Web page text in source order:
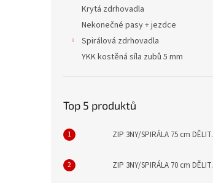
Krytá zdrhovadla
Nekonečné pasy + jezdce
Spirálová zdrhovadla
YKK kostěná síla zubů 5 mm
Top 5 produktů
ZIP 3NY/SPIRÁLA 75 cm DĚLIT.
ZIP 3NY/SPIRÁLA 70 cm DĚLIT.